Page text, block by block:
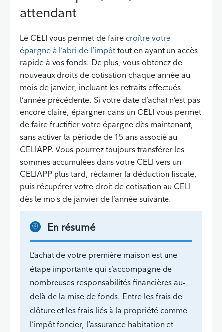
attendant
Le CELI vous permet de faire croître votre
épargne à l’abri de l’impôt tout en ayant un accès
rapide à vos fonds. De plus, vous obtenez de
nouveaux droits de cotisation chaque année au
mois de janvier, incluant les retraits effectués
l’année précédente. Si votre date d’achat n’est pas
encore claire, épargner dans un CELI vous permet
de faire fructifier votre épargne dès maintenant,
sans activer la période de 15 ans associé au
CELIAPP. Vous pourrez toujours transférer les
sommes accumulées dans votre CELI vers un
CELIAPP plus tard, réclamer la déduction fiscale,
puis récupérer votre droit de cotisation au CELI
dès le mois de janvier de l’année suivante.
En résumé
L’achat de votre première maison est une
étape importante qui s’accompagne de
nombreuses responsabilités financières au-
delà de la mise de fonds. Entre les frais de
clôture et les frais liés à la propriété comme
l’impôt foncier, l’assurance habitation et